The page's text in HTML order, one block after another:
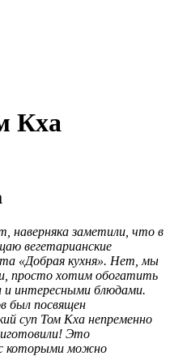
Кха
наверняка заметили, что в
вегетарианские
«Добрая кухня». Нет, мы
просто хотим обогатить
и интересными блюдами.
был посвящен
суп Том Кха непременно
Это
с которыми можно